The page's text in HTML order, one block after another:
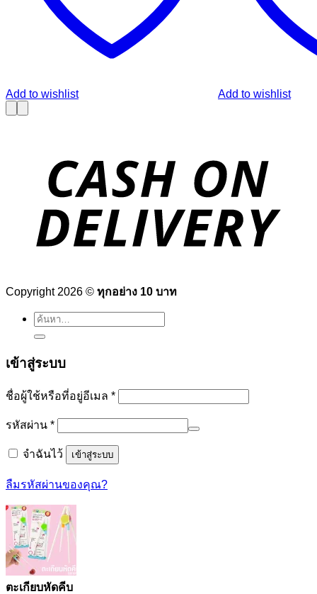
Add to wishlist Add to wishlist
Copyright 2026 © ทุกอย่าง 10 บาท
ค้นหา:
เข้าสู่ระบบ
ชื่อผู้ใช้หรือที่อยู่อีเมล *ต้องการ
รหัสผ่าน *ต้องการ
จำฉันไว้ เข้าสู่ระบบ
ลืมรหัสผ่านของคุณ?
ตะเกียบหัดคีบ